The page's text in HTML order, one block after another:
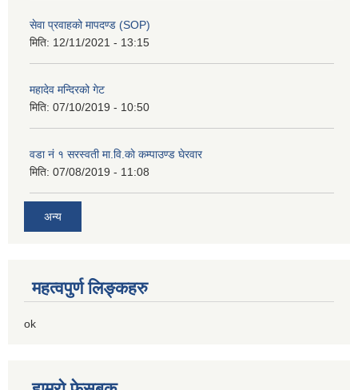
सेवा प्रवाहको मापदण्ड (SOP)
मिति: 12/11/2021 - 13:15
महादेव मन्दिरको गेट
मिति: 07/10/2019 - 10:50
वडा नं १ सरस्वती मा.वि.काे कम्पाउण्ड घेरवार
मिति: 07/08/2019 - 11:08
अन्य
महत्वपुर्ण लिङ्कहरु
ok